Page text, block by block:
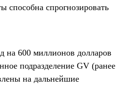
способна спрогнозировать
на 600 миллионов долларов
подразделение GV (ранее
на дальнейшие